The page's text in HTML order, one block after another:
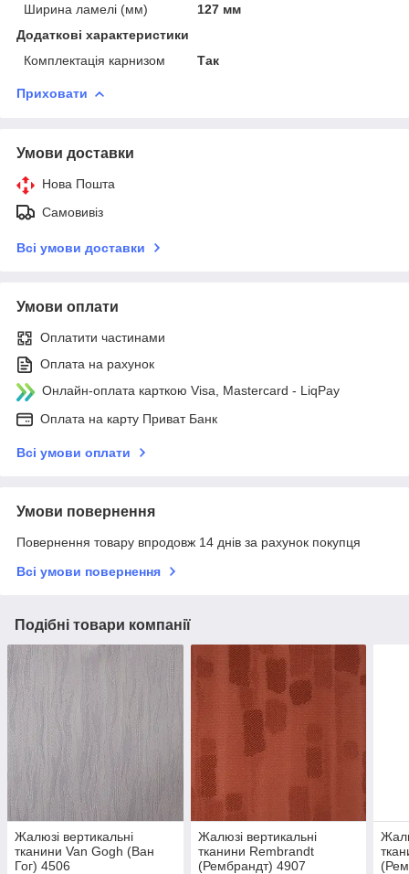
Ширина ламелі (мм)
127 мм
Додаткові характеристики
Комплектація карнизом
Так
Приховати
Умови доставки
Нова Пошта
Самовивіз
Всі умови доставки
Умови оплати
Оплатити частинами
Оплата на рахунок
Онлайн-оплата карткою Visa, Mastercard - LiqPay
Оплата на карту Приват Банк
Всі умови оплати
Умови повернення
Повернення товару впродовж 14 днів за рахунок покупця
Всі умови повернення
Подібні товари компанії
Жалюзі вертикальні
тканини Van Gogh (Ван
Гог) 4506
Жалюзі вертикальні
тканини Rembrandt
(Рембрандт) 4907